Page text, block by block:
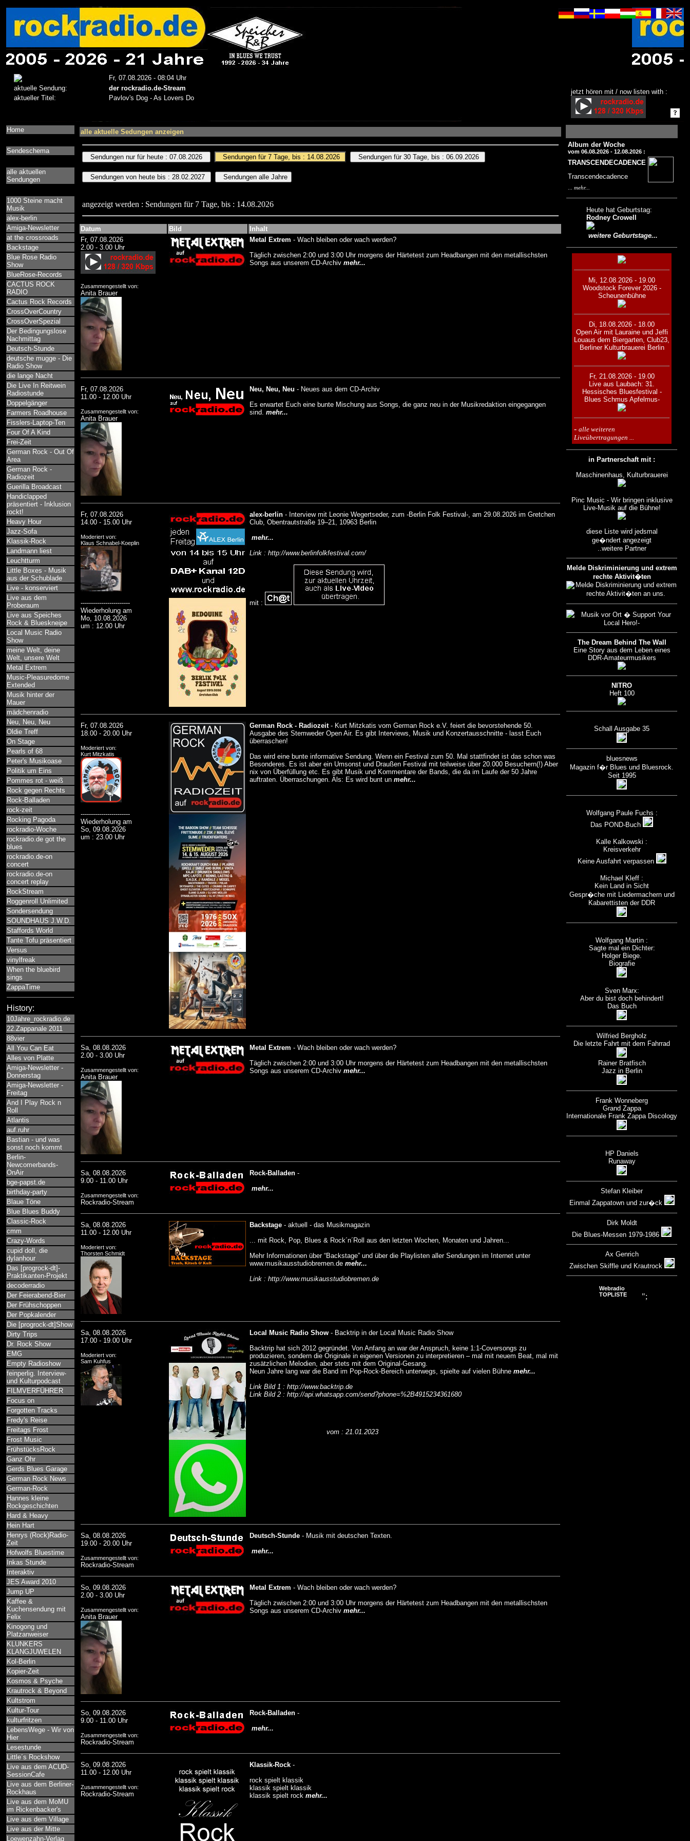
jetzt hören mit / now listen with :
Home
Sendeschema
alle aktuellen
Sendungen
1000 Steine macht
Musik
alex-berlin
Amiga-Newsletter
at the crossroads
Backstage
Blue Rose Radio
Show
BlueRose-Records
CACTUS ROCK
RADIO
Cactus Rock Records
CrossOverCountry
CrossOverSpezial
Der Bedingungslose
Nachmittag
Deutsch-Stunde
deutsche mugge - Die
Radio Show
die lange Nacht
Die Live In Reitwein
Radiostunde
Doppelgänger
Farmers Roadhouse
Fisslers-Laptop-Ten
Four Of A Kind
Frei-Zeit
German Rock - Out Of
Area
German Rock -
Radiozeit
Guerilla Broadcast
Handiclapped
präsentiert - Inklusion
rockt!
Heavy Hour
Jazz-Sofa
Klassik-Rock
Landmann liest
Leuchtturm
Little Boxes - Musik
aus der Schublade
Live - konserviert
Live aus dem
Proberaum
Live aus Speiches
Rock & Blueskneipe
Local Music Radio
Show
meine Welt, deine
Welt, unsere Welt
Metal Extrem
Music-Pleasuredome
Extended
Musik hinter der
Mauer
mädchenradio
Neu, Neu, Neu
Oldie Treff
On Stage
Pearls of 68
Peter's Musikoase
Politik um Eins
Pommes rot - weiß
Rock gegen Rechts
Rock-Balladen
rock-zeit
Rocking Pagoda
rockradio-Woche
rockradio.de got the
blues
rockradio.de-on
concert
rockradio.de-on
concert replay
RockStream
Roggenroll Unlimited
Sondersendung
SOUNDHAUS J.W.D.
Staffords World
Tante Tofu präsentiert
Versus
vinylfreak
When the bluebird
sings
ZappaTime
History:
10Jahre_rockradio.de
22.Zappanale 2011
88vier
All You Can Eat
Alles von Platte
Amiga-Newsletter -
Donnerstag
Amiga-Newsletter -
Freitag
And I Play Rock n
Roll
Atlantis
auf.ruhr
Bastian - und was
sonst noch kommt
Berlin-
Newcomerbands-
OnAir
bge-papst.de
birthday-party
Blaue Töne
Blue Blues Buddy
Classic-Rock
cmm
Crazy-Words
cupid doll, die
dylanhour
Das [progrock-dt]-
Praktikanten-Projekt
decoderradio
Der Feierabend-Bier
Der Frühschoppen
Der Popkalender
Die [progrock-dt]Show
Dirty Trips
Dr. Rock Show
EMG
Empty Radioshow
feinperlig. Interview-
und Kulturpodcast
FILMVERFÜHRER
Focus on
Forgotten Tracks
Fredy's Reise
Freitags Frost
Frost Music
FrühstücksRock
Ganz Ohr
Gerds Blues Garage
German Rock News
German-Rock
Hannes kleine
Rockgeschichten
Hard & Heavy
Hein Hart
Henrys (Rock)Radio-
Zeit
Hofwolfs Bluestime
Inkas Stunde
Interaktiv
JES Award 2010
Jump UP
Kaffee &
Kuchensendung mit
Felix
Kinogong und
Platzanweiser
KLUNKERS
KLANGJUWELEN
Kol-Berlin
Kopier-Zeit
Kosmos & Psyche
Krautrock & Beyond
Kultstrom
Kultur-Tour
kulturfritzen
LebensWege - Wir von
Hier
Lesestunde
Little´s Rockshow
Live aus dem ACUD-
SessionCafe
Live aus dem Berliner-
Rockhaus
Live aus dem MoMU
im Rickenbacker's
Live aus dem Village
Live aus der Mitte
Loewenzahn-Verlag
alle aktuelle Sedungen anzeigen
angezeigt werden : Sendungen für 7 Tage, bis : 14.08.2026
Datum Bild
Inhalt
Fr, 07.08.2026
2.00 - 3.00 Uhr
Zusammengestellt von:
Anita Brauer
Metal Extrem - Wach bleiben oder wach werden?
Täglich zwischen 2:00 und 3:00 Uhr morgens der Härtetest zum Headbangen mit den metallischsten
Songs aus unserem CD-Archiv mehr...
Fr, 07.08.2026
11.00 - 12.00 Uhr
Zusammengestellt von:
Anita Brauer
Neu, Neu, Neu - Neues aus dem CD-Archiv
Es erwartet Euch eine bunte Mischung aus Songs, die ganz neu in der Musikredaktion eingegangen
sind. mehr...
Fr, 07.08.2026
14.00 - 15.00 Uhr
Moderiert von:
Klaus Schnabel-Koeplin
------------------------
Wiederholung am
Mo, 10.08.2026
um : 12.00 Uhr
alex-berlin - Interview mit Leonie Wegertseder, zum -Berlin Folk Festival-, am 29.08.2026 im Gretchen
Club, Obentrautstraße 19–21, 10963 Berlin
mehr...
Link : http://www.berlinfolkfestival.com/
mit :
Fr, 07.08.2026
18.00 - 20.00 Uhr
Moderiert von:
Kurt Mitzkatis
------------------------
Wiederholung am
So, 09.08.2026
um : 23.00 Uhr
German Rock - Radiozeit- Kurt Mitzkatis vom German Rock e.V. feiert die bevorstehende 50.
Ausgabe des Stemweder Open Air. Es gibt Interviews, Musik und Konzertausschnitte - lasst Euch
überraschen!
Das wird eine bunte informative Sendung. Wenn ein Festival zum 50. Mal stattfindet ist das schon was
Besonderes. Es ist aber ein Umsonst und Draußen Festival mit teilweise über 20.000 Besuchern(!) Aber
nix von Überfüllung etc. Es gibt Musik und Kommentare der Bands, die da im Laufe der 50 Jahre
auftraten. Überraschungen. Als: Es wird bunt un mehr...
Sa, 08.08.2026
2.00 - 3.00 Uhr
Zusammengestellt von:
Anita Brauer
Metal Extrem - Wach bleiben oder wach werden?
Täglich zwischen 2:00 und 3:00 Uhr morgens der Härtetest zum Headbangen mit den metallischsten
Songs aus unserem CD-Archiv mehr...
Sa, 08.08.2026
9.00 - 11.00 Uhr
Zusammengestellt von:
Rockradio-Stream
Rock-Balladen -
mehr...
Sa, 08.08.2026
11.00 - 12.00 Uhr
Moderiert von:
Thorsten Schmidt
Backstage - aktuell - das Musikmagazin
... mit Rock, Pop, Blues & Rock´n´Roll aus den letzten Wochen, Monaten und Jahren...
Mehr Informationen über “Backstage” und über die Playlisten aller Sendungen im Internet unter
www.musikausstudiobremen.de mehr...
Link : http://www.musikausstudiobremen.de
Sa, 08.08.2026
17.00 - 19.00 Uhr
Moderiert von:
Sam Kuhfus
Local Music Radio Show - Backtrip in der Local Music Radio Show
Backtrip hat sich 2012 gegründet. Von Anfang an war der Anspruch, keine 1:1-Coversongs zu
produzieren, sondern die Originale in eigenen Versionen zu interpretieren – mal mit neuem Beat, mal mit
zusätzlichen Melodien, aber stets mit dem Original-Gesang.
Neun Jahre lang war die Band im Pop-Rock-Bereich unterwegs, spielte auf vielen Bühne mehr...
Link Bild 1 : http://www.backtrip.de
Link Bild 2 : http://api.whatsapp.com/send?phone=%2B4915234361680
vom : 21.01.2023
Sa, 08.08.2026
19.00 - 20.00 Uhr
Zusammengestellt von:
Rockradio-Stream
Deutsch-Stunde - Musik mit deutschen Texten.
mehr...
So, 09.08.2026
2.00 - 3.00 Uhr
Zusammengestellt von:
Anita Brauer
Metal Extrem - Wach bleiben oder wach werden?
Täglich zwischen 2:00 und 3:00 Uhr morgens der Härtetest zum Headbangen mit den metallischsten
Songs aus unserem CD-Archiv mehr...
So, 09.08.2026
9.00 - 11.00 Uhr
Zusammengestellt von:
Rockradio-Stream
Rock-Balladen -
mehr...
So, 09.08.2026
11.00 - 12.00 Uhr
Zusammengestellt von:
Rockradio-Stream
Klassik-Rock -
rock spielt klassik
klassik spielt klassik
klassik spielt rock mehr...
Album der Woche
vom 06.08.2026 - 12.08.2026 :
TRANSCENDECADENCE
Transcendecadence
mehr...
Heute hat Geburtstag:
Rodney Crowell
weitere Geburtstage...
Mi, 12.08.2026 - 19.00
Woodstock Forever 2026 -
Scheunenbühne
Di, 18.08.2026 - 18.00
Open Air mit Lauraine und Jeffi
Louaus dem Biergarten, Club23,
Berliner Kulturbrauerei Berlin
Fr, 21.08.2026 - 19.00
Live aus Laubach: 31.
Hessisches Bluesfestival -
Blues Schmus Apfelmus-
- alle weiteren
Liveübertragungen ...
in Partnerschaft mit :
Maschinenhaus, Kulturbrauerei
Pinc Music - Wir bringen inklusive
Live-Musik auf die Bühne!
diese Liste wird jedsmal
ge�ndert angezeigt
..weitere Partner
Melde Diskriminierung und extrem
rechte Aktivit�ten
The Dream Behind The Wall
Eine Story aus dem Leben eines
DDR-Amateurmusikers
NITRO
Heft 100
Schall Ausgabe 35
bluesnews
Magazin f�r Blues und Bluesrock.
Seit 1995
Wolfgang Paule Fuchs :
Das POND-Buch
Kalle Kalkowski :
Kreisverkehr
Keine Ausfahrt verpassen
Michael Kleff :
Kein Land in Sicht
Gespr�che mit Liedermachern und
Kabarettisten der DDR
Wolfgang Martin :
Sagte mal ein Dichter:
Holger Biege.
Biografie
Sven Marx:
Aber du bist doch behindert!
Das Buch
Wilfried Bergholz
Die letzte Fahrt mit dem Fahrrad
Rainer Bratfisch
Jazz in Berlin
Frank Wonneberg
Grand Zappa
Internationale Frank Zappa Discology
HP Daniels
Runaway
Stefan Kleiber
Einmal Zappatown und zur�ck
Dirk Moldt
Die Blues-Messen 1979-1986
Ax Genrich
Zwischen Skiffle und Krautrock
Webradio
TOPLISTE
";